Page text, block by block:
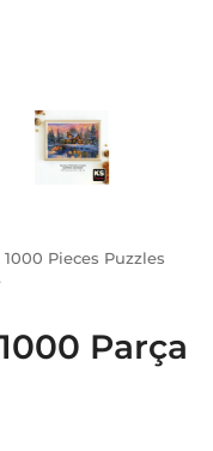
1000 Pieces Puzzles
Parça